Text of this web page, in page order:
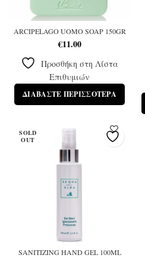
ARCIPELAGO UOMO SOAP 150GR
€11.00
Προσθήκη στη Λίστα
Επιθυμιών
ΔΙΑΒΆΣΤΕ ΠΕΡΙΣΣΌΤΕΡΑ
SOLD
OUT
SANITIZING HAND GEL 100ML